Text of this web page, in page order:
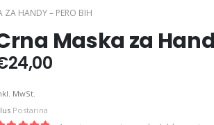
ZA HANDY – PERO BIH
Maska za
24,00
MwSt.
Postarina